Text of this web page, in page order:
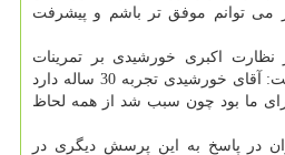
می توانم موفق تر باشم و پیشرفت
نظارت اكبری خورشیدی بر تمرینات
بانوان وزنه بردار اظهار داشت: آقای خورشیدی تجربه 30 ساله دارد
ما بود چون سبب شد از همه لحاظ
در پاسخ به این پرسش دیگری در